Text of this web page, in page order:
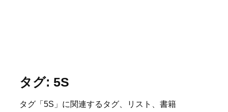
タグ: 5S
タグ「5S」に関連するタグ、リスト、書籍